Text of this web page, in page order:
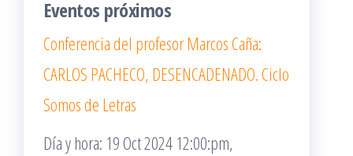
Eventos próximos
Conferencia del profesor Marcos Caña:
CARLOS PACHECO, DESENCADENADO. Ciclo
Somos de Letras
Día y hora: 19 Oct 2024 12:00:pm,